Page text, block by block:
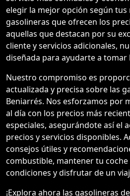
elegir la mejor opción según tus
gasolineras que ofrecen los
aquellas que destacan por su
cliente y servicios adicionales,
diseñada para ayudarte a tomar
Nuestro compromiso es
actualizada y precisa sobre las
Beniarrés. Nos esforzamos por
al día con los precios más
especiales, asegurándote así el
precios y servicios disponibles.
consejos útiles y
combustible, mantener tu
condiciones y disfrutar de un
¡Explora ahora las gasolineras